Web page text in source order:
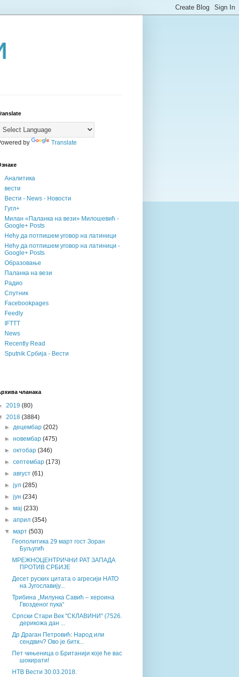
by Translate
Аналитика
вести
Вести - News - Новости
Гугл+
Милан «Паланка на вези» Милошевић -
Google+ Posts
Нећу да потпишем уговор на латиници
Нећу да потпишем уговор на латиници -
Google+ Posts
Образовање
Паланка на вези
Радио
Спутник
Facebookpages
Feedly
IFTTT
News
Recently Read
Sputnik Србија - Вести
чланака
2019 (80)
2018 (3884)
►децембар(202)
►новембар(475)
►октобар(346)
►септембар(173)
►август(61)
►јул(285)
►јун(234)
►мај(233)
►април(354)
▼март(503)
Геополитика 29 март гост Зоран
Буљугић
МРЕЖНОЦЕНТРИЧНИ РАТ ЗАПАДА
ПРОТИВ СРБИЈЕ
Десет руских цитата о агресији НАТО
на Југославију...
Трибина „Милунка Савић – хероина
Гвозденог пука“
Српски Стари Век ''СКЛАВИНИ'' (7526.
дерикожа дан ...
Др Драган Петровић: Народ или
сендвич? Ово је битк...
Пет чињеница о Британији које ће вас
шокирати!
НТВ Вести 30.03.2018.